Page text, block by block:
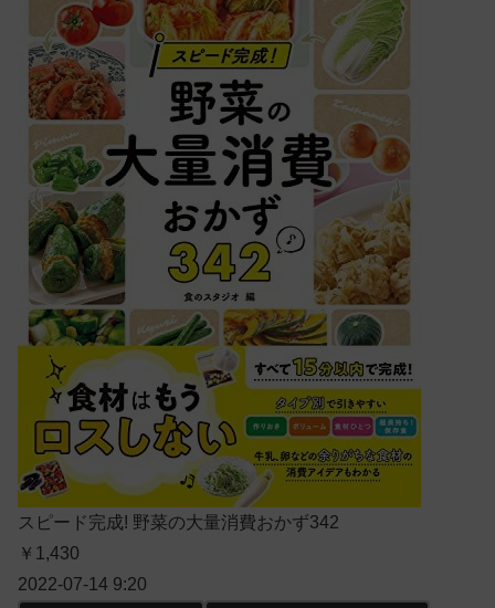
スピード完成! 野菜の大量消費おかず342
￥1,430
2022-07-14 9:20